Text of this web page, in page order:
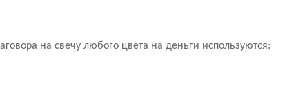
на свечу любого цвета на деньги используются: